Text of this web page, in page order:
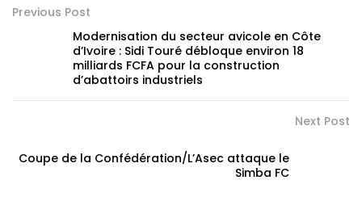
Previous Post
Modernisation du secteur avicole en Côte
d’Ivoire : Sidi Touré débloque environ 18
milliards FCFA pour la construction
d’abattoirs industriels
Next Post
Coupe de la Confédération/L’Asec attaque le
Simba FC